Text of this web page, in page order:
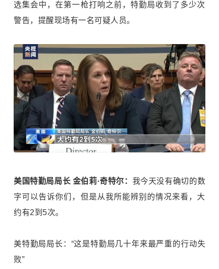
选集会中，在第一枪打响之前，特勤局收到了多少次
警告，提醒现场有一名可疑人员。
美国特勤局局长 金伯莉·奇特尔： 我今天没有确切的数
字可以告诉你们，但是从我所能辨别的情况来看，大
约有2到5次。
美特勤局局长：“这是特勤局几十年来最严重的行动失
败”